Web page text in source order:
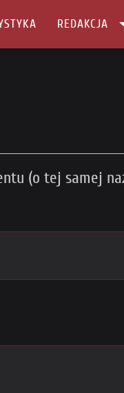
REDAKCJA
(o tej samej